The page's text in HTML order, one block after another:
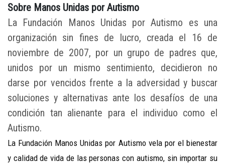
Sobre Manos Unidas por Autismo
La Fundación Manos Unidas por Autismo es una
organización sin fines de lucro, creada el 16 de
noviembre de 2007, por un grupo de padres que,
unidos por un mismo sentimiento, decidieron no
darse por vencidos frente a la adversidad y buscar
soluciones y alternativas ante los desafíos de una
condición tan alienante para el individuo como el
Autismo.
La Fundación Manos Unidas por Autismo vela por el bienestar
y calidad de vida de las personas con autismo, sin importar su